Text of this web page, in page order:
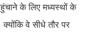
के लिए मध्यस्थों के
वे सीधे तौर पर